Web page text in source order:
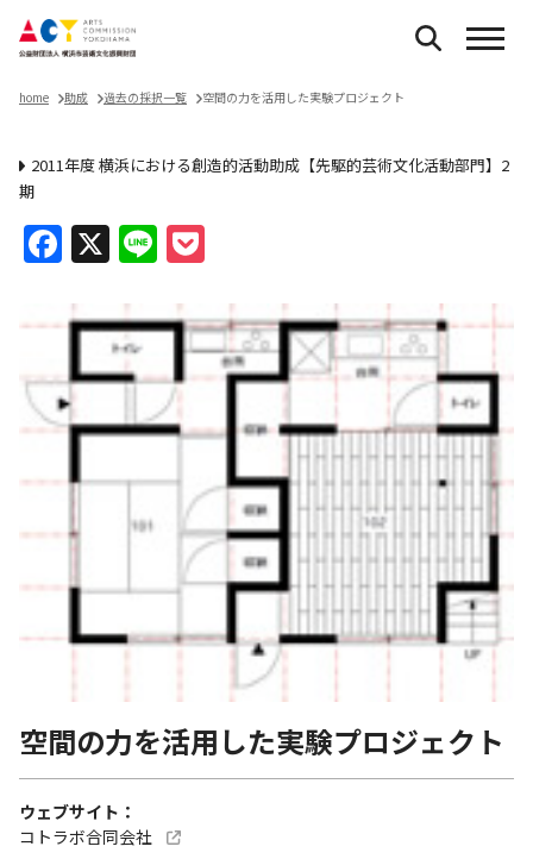
home 助成 過去の採択一覧 空間の力を活用した実験プロジェクト
2011年度 横浜における創造的活動助成【先駆的芸術文化活動部門】2
期
Facebook
X Line
空間の力を活用した実験プロジェクト
ウェブサイト
コトラボ合同会社